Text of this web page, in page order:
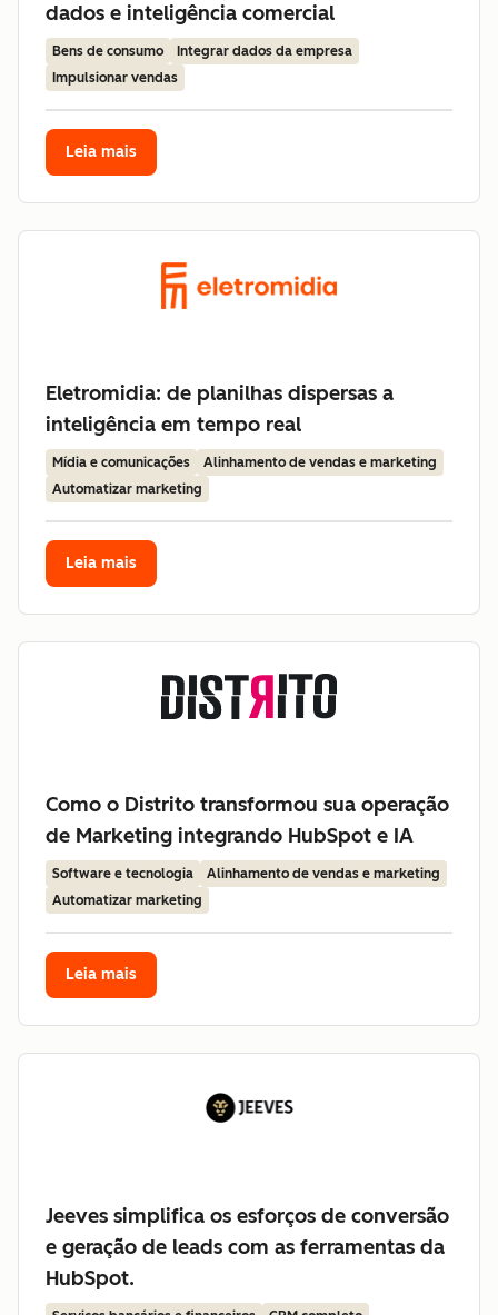
dados e inteligência comercial
Bens de consumo
Integrar dados da empresa
Impulsionar vendas
Leia mais
Eletromidia: de planilhas dispersas a
inteligência em tempo real
Mídia e comunicações
Alinhamento de vendas e marketing
Automatizar marketing
Leia mais
Como o Distrito transformou sua operação
de Marketing integrando HubSpot e IA
Software e tecnologia
Alinhamento de vendas e marketing
Automatizar marketing
Leia mais
Jeeves simplifica os esforços de conversão
e geração de leads com as ferramentas da
HubSpot.